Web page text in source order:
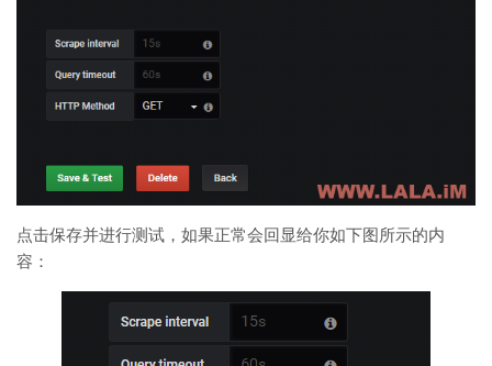
点击保存并进行测试，如果正常会回显给你如下图所示的内
容：